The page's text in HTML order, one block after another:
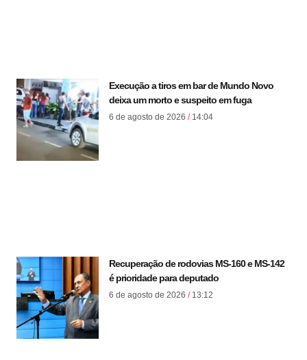
Execução a tiros em bar de Mundo Novo
deixa um morto e suspeito em fuga
6 de agosto de 2026 14:04
Recuperação de rodovias MS-160 e MS-142
é prioridade para deputado
6 de agosto de 2026 13:12